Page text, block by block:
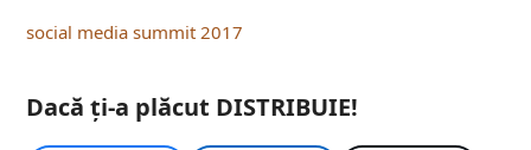
social media summit 2017
Dacă ţi-a plăcut DISTRIBUIE!